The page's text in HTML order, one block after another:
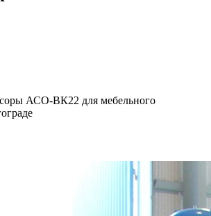
АСО-ВК22 для мебельного